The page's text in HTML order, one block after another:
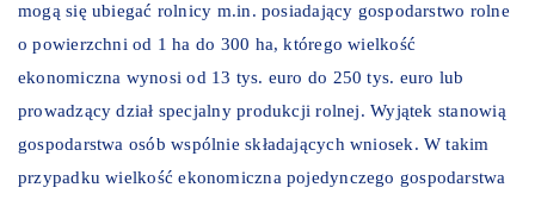
mogą się ubiegać rolnicy m.in. posiadający gospodarstwo rolne
o powierzchni od 1 ha do 300 ha, którego wielkość
ekonomiczna wynosi od 13 tys. euro do 250 tys. euro lub
prowadzący dział specjalny produkcji rolnej. Wyjątek stanowią
gospodarstwa osób wspólnie składających wniosek. W takim
przypadku wielkość ekonomiczna pojedynczego gospodarstwa